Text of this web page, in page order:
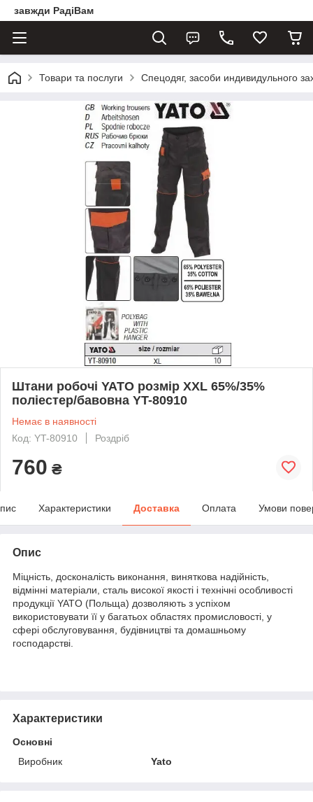
завжди РадіВам
Товари та послуги Спецодяг, засоби индивидульного
Штани робочі YATO розмір XXL 65%/35%
поліестер/бавовна YT-80910
Немає в наявності
Код: YT-80910
Роздріб
760 ₴
Характеристики Доставка Оплата Умови
Опис
Міцність, досконалість виконання, виняткова надійність,
відмінні матеріали, сталь високої якості і технічні особливості
продукції YATO (Польща) дозволяють з успіхом
використовувати її у багатьох областях промисловості, у
сфері обслуговування, будівництві та домашньому
господарстві.
Характеристики
Основні
Виробник
Yato